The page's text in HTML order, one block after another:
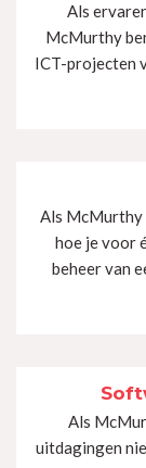
Als
McMurthy
ICT-projecten
Als McMurthy
hoe je voor
beheer van
Als
uitdagingen